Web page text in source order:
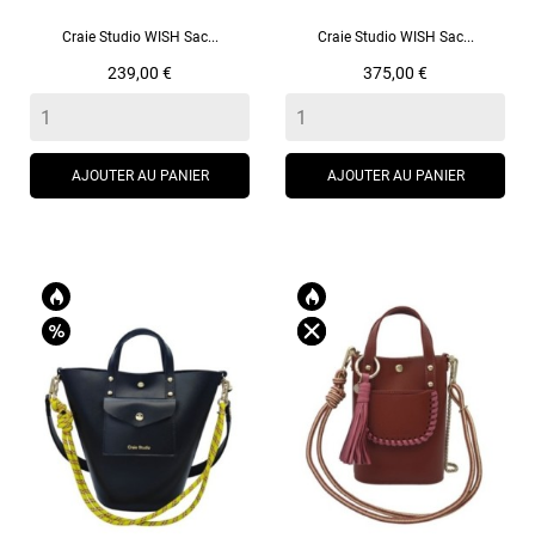
Craie Studio WISH Sac...
Prix
239,00 €
AJOUTER AU PANIER
Craie Studio WISH Sac...
Prix
375,00 €
AJOUTER AU PANIER